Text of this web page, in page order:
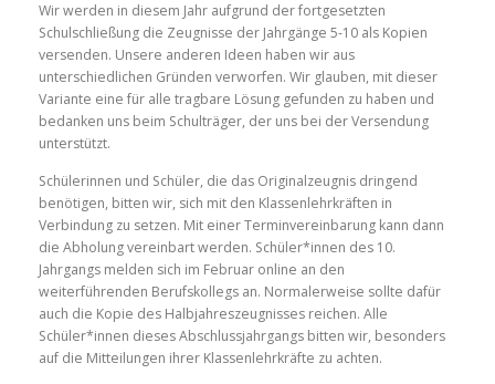
Wir werden in diesem Jahr aufgrund der fortgesetzten
Schulschließung die Zeugnisse der Jahrgänge 5-10 als Kopien
versenden. Unsere anderen Ideen haben wir aus
unterschiedlichen Gründen verworfen. Wir glauben, mit dieser
Variante eine für alle tragbare Lösung gefunden zu haben und
bedanken uns beim Schulträger, der uns bei der Versendung
unterstützt.
Schülerinnen und Schüler, die das Originalzeugnis dringend
benötigen, bitten wir, sich mit den Klassenlehrkräften in
Verbindung zu setzen. Mit einer Terminvereinbarung kann dann
die Abholung vereinbartwerden. Schüler*innen des 10.
Jahrgangs melden sich im Februar online an den
weiterführenden Berufskollegs an. Normalerweise sollte dafür
auch die Kopie des Halbjahreszeugnisses reichen. Alle
Schüler*innen dieses Abschlussjahrgangs bitten wir, besonders
auf die Mitteilungen ihrer Klassenlehrkräfte zu achten.